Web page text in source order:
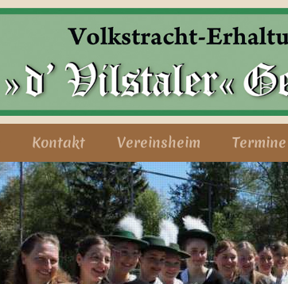
Kontakt Vereinsheim Termine